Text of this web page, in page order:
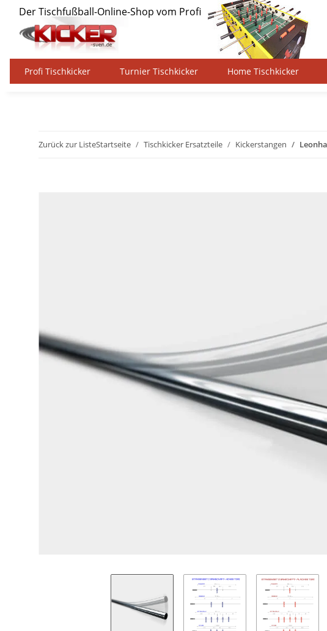
Profi Tischkicker Turnier Tischkicker Home Tischkicker
Zurück zur ListeStartseite Tischkicker Ersatzteile Kickerstangen